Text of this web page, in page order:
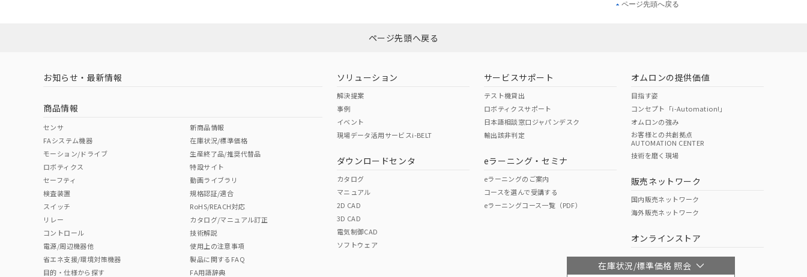
ページ先頭へ戻る
ページ先頭へ戻る
お知らせ・最新情報
商品情報
センサ
FAシステム機器
モーション/ドライブ
ロボティクス
セーフティ
検査装置
スイッチ
リレー
コントロール
電源/周辺機器他
省エネ支援/環境対策機器
目的・仕様から探す
新商品情報
在庫状況/標準価格
生産終了品/推奨代替品
特設サイト
動画ライブラリ
規格認証/適合
RoHS/REACH対応
カタログ/マニュアル訂正
技術解説
使用上の注意事項
製品に関するFAQ
FA用語辞典
ソリューション
解決提案
事例
イベント
現場データ活用サービスi-BELT
ダウンロードセンタ
カタログ
マニュアル
2D CAD
3D CAD
電気制御CAD
ソフトウェア
サービスサポート
テスト機貸出
ロボティクスサポート
日本語相談窓口ジャパンデスク
輸出該非判定
eラーニング・セミナ
eラーニングのご案内
コースを選んで受講する
eラーニングコース一覧（PDF）
オムロンの提供価値
目指す姿
コンセプト「i-Automation!」
オムロンの強み
お客様との共創拠点
AUTOMATION CENTER
技術を磨く現場
販売ネットワーク
国内販売ネットワーク
海外販売ネットワーク
オンラインストア
在庫状況/標準価格 照会